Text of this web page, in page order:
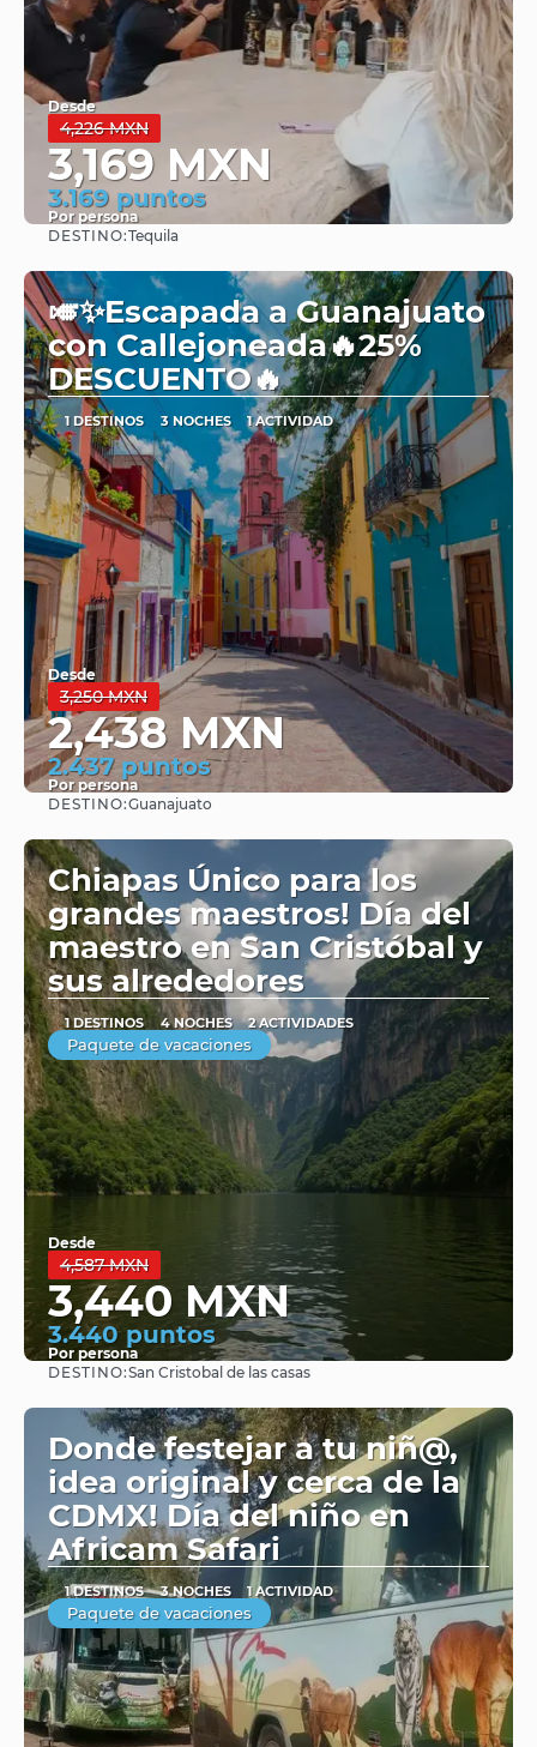
Desde
4,226 MXN
3,169 MXN
3.169 puntos
Por persona
DESTINO:Tequila
🎺✨Escapada a Guanajuato
con Callejoneada🔥25%
DESCUENTO🔥
1 DESTINOS 3 NOCHES 1 ACTIVIDAD
Desde
3,250 MXN
2,438 MXN
2.437 puntos
Por persona
DESTINO:Guanajuato
Chiapas Único para los
grandes maestros! Día del
maestro en San Cristóbal y
sus alrededores
1 DESTINOS 4 NOCHES 2 ACTIVIDADES
Paquete de vacaciones
Desde
4,587 MXN
3,440 MXN
3.440 puntos
Por persona
Ver
DESTINO:San Cristobal de las casas
Donde festejar a tu niñ@,
idea original y cerca de la
CDMX! Día del niño en
Africam Safari
1 DESTINOS 3 NOCHES 1 ACTIVIDAD
Paquete de vacaciones